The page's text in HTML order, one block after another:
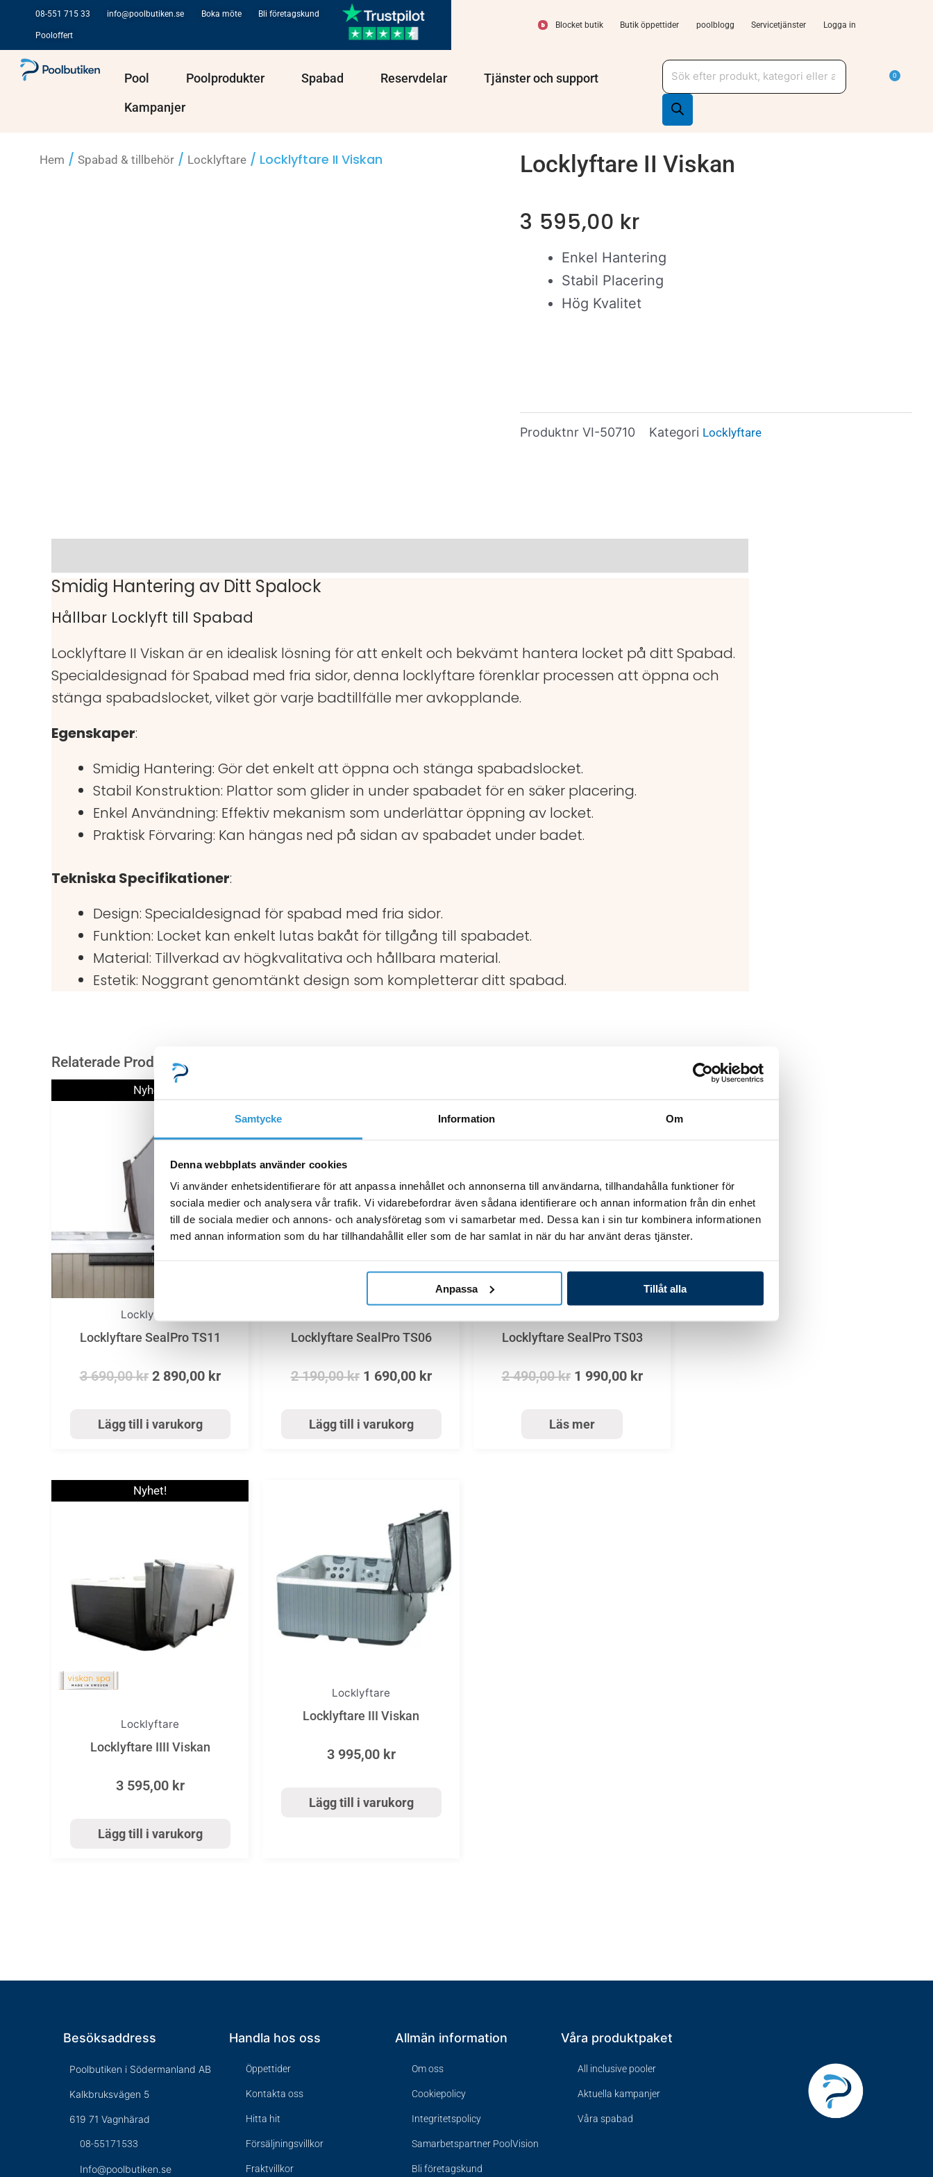
Samtycke Information Om
Denna webbplats använder cookies
Vi använder enhetsidentifierare för att anpassa innehållet och annonserna till användarna, tillhandahålla funktioner för
sociala medier och analysera vår trafik. Vi vidarebefordrar även sådana identifierare och annan information från din enhet
till de sociala medier och annons- och analysföretag som vi samarbetar med. Dessa kan i sin tur kombinera informationen
med annan information som du har tillhandahållit eller som de har samlat in när du har använt deras tjänster.
Anpassa Tillåt alla
innehåll
08-551 715 33 info@poolbutiken.se Boka möte Bli företagskund
Pooloffert
Blocket butik Butik öppettider poolblogg Servicetjänster Logga in
Pool Öppna PoolPoolprodukter Öppna Poolprodukter
Spabad Öppna Spabad
Reservdelar Öppna Reservdelar
Tjänster och support Öppna Tjänster och support
Kampanjer
Produktsökning 0
Hem / Spabad & tillbehör/ Locklyftare/ Locklyftare II Viskan Locklyftare II Viskan
3 595,00 kr
Enkel Hantering
Stabil Placering
Hög Kvalitet
ProduktnrVI-50710 Kategori Locklyftare
Smidig Hantering av Ditt Spalock
Hållbar Locklyft till Spabad
Locklyftare II Viskan är en idealisk lösning för att enkelt och bekvämt hantera locket på ditt Spabad.
Specialdesignad för Spabad med fria sidor, denna locklyftare förenklar processen att öppna och
stänga spabadslocket, vilket gör varje badtillfälle mer avkopplande.
Egenskaper:
Smidig Hantering: Gör det enkelt att öppna och stänga spabadslocket.
Stabil Konstruktion: Plattor som glider in under spabadet för en säker placering.
Enkel Användning: Effektiv mekanism som underlättar öppning av locket.
Praktisk Förvaring: Kan hängas ned på sidan av spabadet under badet.
Tekniska Specifikationer:
Design: Specialdesignad för spabad med fria sidor.
Funktion: Locket kan enkelt lutas bakåt för tillgång till spabadet.
Material: Tillverkad av högkvalitativa och hållbara material.
Estetik: Noggrant genomtänkt design som kompletterar ditt spabad.
Relaterade Produkter
Nyhet!
Locklyftare
Locklyftare SealPro TS11
3 690,00kr
Det
ursprungliga
var:
690,00 kr.
2 890,00 kr
priset
är:
2
890,00 kr.
Lägg till i varukorg
Locklyftare SealPro TS06
2 190,00kr
var:
190,00 kr.
1 690,00 kr
priset
690,00 kr.
Lägg till i varukorg
Locklyftare SealPro TS03
2 490,00kr
490,00 kr.
1 990,00 kr
priset
990,00 kr.
Läs mer
Nyhet!
Locklyftare
Locklyftare IIII Viskan
3 595,00 kr
Lägg till i varukorg
Locklyftare
Locklyftare III Viskan
3 995,00 kr
Lägg till i varukorg
Besöksaddress
Poolbutiken i Södermanland AB
Kalkbruksvägen 5
619 71 Vagnhärad
08-55171533
Info@poolbutiken.se
Handla hos oss
Öppettider
Kontakta oss
Hitta hit
Försäljningsvillkor
Fraktvillkor
Allmän information
Om oss
Cookiepolicy
Integritetspolicy
Samarbetspartner PoolVision
Bli företagskund
Våra produktpaket
All inclusive pooler
Aktuella kampanjer
Våra spabad